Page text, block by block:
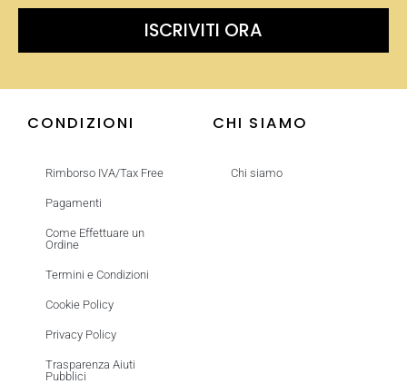
ISCRIVITI ORA
CONDIZIONI
Rimborso IVA/Tax Free
Pagamenti
Come Effettuare un
Ordine
Termini e Condizioni
Cookie Policy
Privacy Policy
Trasparenza Aiuti
Pubblici
CHI SIAMO
Chi siamo